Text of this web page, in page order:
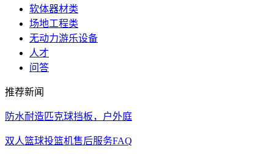
软体器材类
场地工程类
无动力游乐设备
人才
问答
推荐新闻
防水耐造匹克球挡板，户外庭
双人篮球投篮机售后服务FAQ